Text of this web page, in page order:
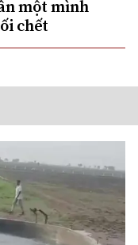
một mình
chết